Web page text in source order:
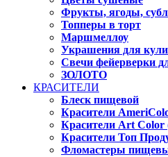
Фрукты, ягоды,
Топперы в торт
Маршмеллоу
Украшения для
Свечи фейерверки
ЗОЛОТО
КРАСИТЕЛИ
Блеск пищевой
Красители
Красители Art Color
Красители Топ
Фломастеры